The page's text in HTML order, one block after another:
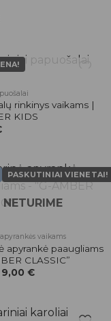
patikusios
rinkinys vaikams |
KIDS
PASKUTINIAI VIENETAI!
NETURIME
vaikams
apyrankė paaugliams
CLASSIC”
Original
price
9,00€Current